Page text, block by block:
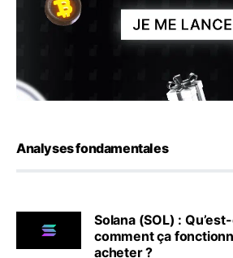
Analyses fondamentales
Solana (SOL) :
comment ça
acheter ?